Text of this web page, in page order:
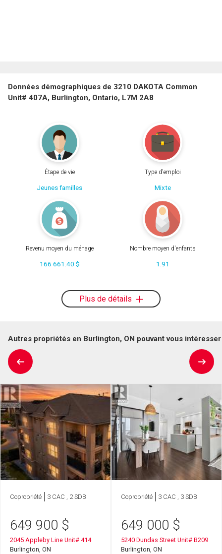
Données démographiques de 3210 DAKOTA Common
Unit# 407A, Burlington, Ontario, L7M 2A8
Étape de vie
Jeunes familles
Type d'emploi
Mixte
Revenu moyen du ménage
166 661.40 $
Nombre moyen d'enfants
1.91
Plus de détails
Autres propriétés en Burlington, ON pouvant vous intéresser
Copropriété 3 CAC , 2 SDB
649 900 $
2045 Appleby Line Unit# 414
Burlington, ON
Copropriété 3 CAC , 3 SDB
649 000 $
5240 Dundas Street Unit# B209
Burlington, ON